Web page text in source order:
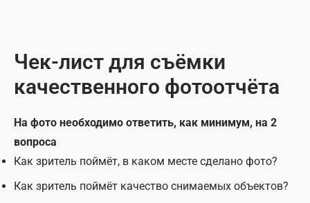
Чек-лист для съёмки
качественного фотоотчёта
На фото необходимо ответить, как минимум, на 2
вопроса
Как зритель поймёт, в каком месте сделано фото?
Как зритель поймёт качество снимаемых объектов?